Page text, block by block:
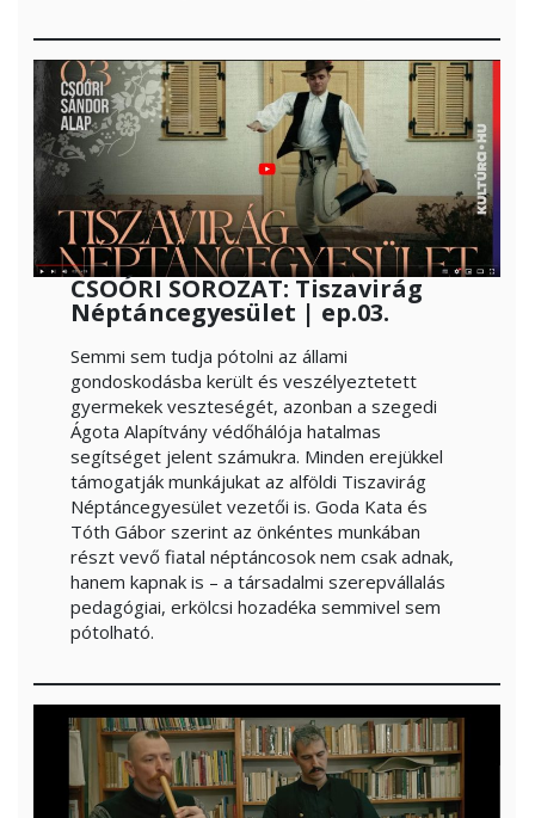
CSOÓRI SOROZAT: Tiszavirág
Néptáncegyesület | ep.03.
Semmi sem tudja pótolni az állami
gondoskodásba került és veszélyeztetett
gyermekek veszteségét, azonban a szegedi
Ágota Alapítvány védőhálója hatalmas
segítséget jelent számukra. Minden erejükkel
támogatják munkájukat az alföldi Tiszavirág
Néptáncegyesület vezetői is. Goda Kata és
Tóth Gábor szerint az önkéntes munkában
részt vevő fiatal néptáncosok nem csak adnak,
hanem kapnak is – a társadalmi szerepvállalás
pedagógiai, erkölcsi hozadéka semmivel sem
pótolható.